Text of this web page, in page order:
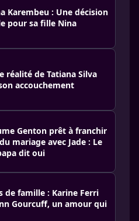
Karembeu : Une décision
pour sa fille Nina
réalité de Tatiana Silva
accouchement
Genton prêt à franchir
mariage avec Jade : Le
dit oui
de famille : Karine Ferri
Gourcuff, un amour qui